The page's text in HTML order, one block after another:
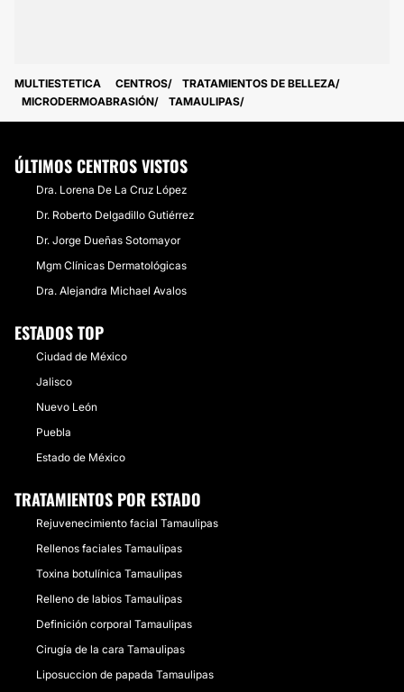
MULTIESTETICA CENTROS
TRATAMIENTOS DE BELLEZA
MICRODERMOABRASIÓN
TAMAULIPAS
ÚLTIMOS CENTROS VISTOS
Dra. Lorena De La Cruz López
Dr. Roberto Delgadillo Gutiérrez
Dr. Jorge Dueñas Sotomayor
Mgm Clínicas Dermatológicas
Dra. Alejandra Michael Avalos
ESTADOS TOP
Ciudad de México
Jalisco
Nuevo León
Puebla
Estado de México
TRATAMIENTOS POR ESTADO
Rejuvenecimiento facial Tamaulipas
Rellenos faciales Tamaulipas
Toxina botulínica Tamaulipas
Relleno de labios Tamaulipas
Definición corporal Tamaulipas
Cirugía de la cara Tamaulipas
Liposuccion de papada Tamaulipas